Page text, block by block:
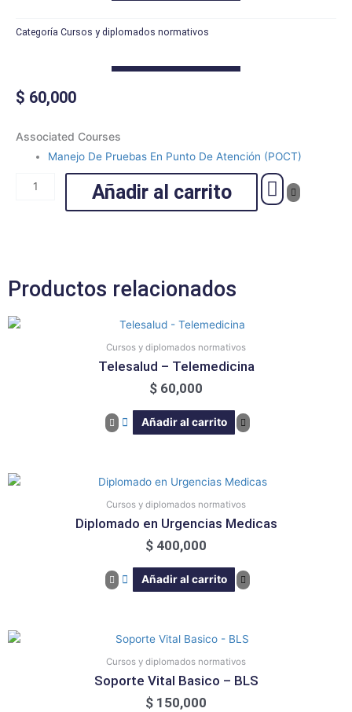
Categoría Cursos y diplomados normativos
$ 60,000
Associated Courses
Manejo De Pruebas En Punto De Atención (POCT)
Manejo
Añadir al carrito
Productos relacionados
Cursos y diplomados normativos
Telesalud – Telemedicina
$ 60,000
Añadir al carrito
Cursos y diplomados normativos
Diplomado en Urgencias Medicas
$ 400,000
Añadir al carrito
Cursos y diplomados normativos
Soporte Vital Basico – BLS
$ 150,000